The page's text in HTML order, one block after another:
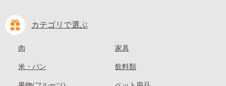
カテゴリで選ぶ
肉
米・パン
家具
飲料類